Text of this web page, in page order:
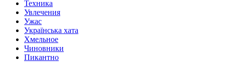
Техника
Увлечения
Ужас
Українська хата
Хмельное
Чиновники
Пикантно